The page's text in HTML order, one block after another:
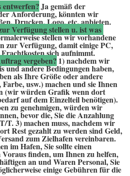
entwerfen?Ja gemäß der
Anforderung, könnten wir
Drucken, Logo, etc. anbieten.
Verfügung stellen u. ist was
stellen wir vorhandene
zur Verfügung, damit einige PC,
sich aufnimmt.
vergeben? 1) nachdem wir
und andere Bedingungen haben,
als Ihre Größe oder andere
usw.) machen und sie Ihnen
(wir würden Grafik wenn dort
auf dem Einzelteil benötigen).
zu genehmigen, würden wir
bevor die, Sie die Anzahlung
T. 3) machen muss, nachdem wir
Rest gezahlt zu werden sind Geld,
zum Zielhafen vereinbaren.
im Hafen, Sie sollte einen
finden, um Ihnen zu helfen,
an und Waren Personal, Sie
einige Gebühren für die